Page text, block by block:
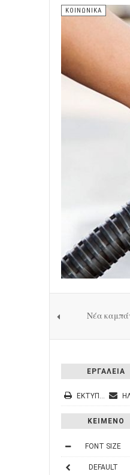
ΚΟΙΝΩΝΙΚΑ
Νέα
ΕΡΓΑΛΕΙΑ
ΕΚΤΎΠΩΣΗ
ΚΕΙΜΕΝΟ
FONT SIZE
DEFAULT